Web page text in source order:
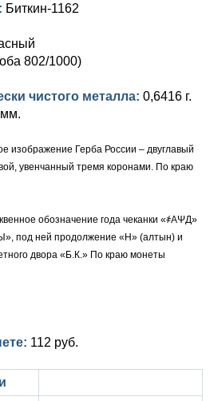
1741)
1740)
Биткин-1162
802/1000)
чистого металла: 0,6416 г.
изображение Герба России – двуглавый
увенчанный тремя коронами. По краю
обозначение года чеканки «҂АΨД»
под ней продолжение «Н» (алтын) и
двора «Б.К.» По краю монеты
112 руб.